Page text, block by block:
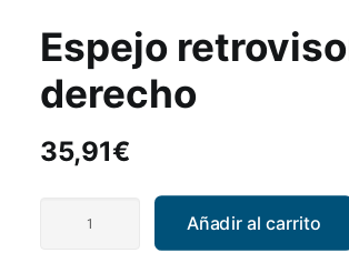
Espejo
derecho
35,91€
Añadir al carrito